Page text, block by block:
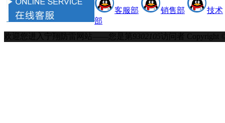
客服部 销售部
技术
部
欢迎您进入宁翔防雷网站——您是第 9302105访问者 Copyright